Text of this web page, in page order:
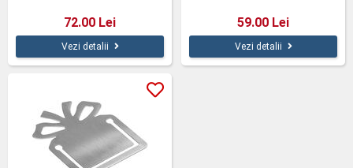
72.00 Lei
Vezi detalii
59.00 Lei
Vezi detalii